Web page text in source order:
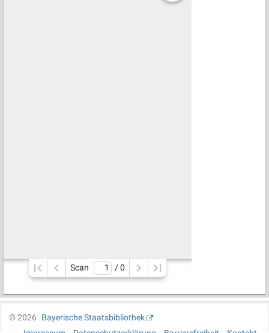
Scan / 0
©2026
Bayerische Staatsbibliothek